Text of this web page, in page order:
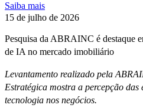
Saiba mais
15 de julho de 2026
Pesquisa da ABRAINC é destaque
de IA no mercado imobiliário
Levantamento realizado pela
Estratégica mostra a percepção das
tecnologia nos negócios.